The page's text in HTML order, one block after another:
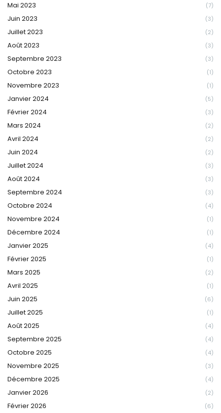
Mai 2023 (7)
Juin 2023 (3)
Juillet 2023 (2)
Août 2023 (3)
Septembre 2023 (3)
Octobre 2023 (1)
Novembre 2023 (1)
Janvier 2024 (5)
Février 2024 (3)
Mars 2024 (2)
Avril 2024 (2)
Juin 2024 (2)
Juillet 2024 (3)
Août 2024 (3)
Septembre 2024 (3)
Octobre 2024 (4)
Novembre 2024 (1)
Décembre 2024 (1)
Janvier 2025 (4)
Février 2025 (1)
Mars 2025 (2)
Avril 2025 (1)
Juin 2025 (6)
Juillet 2025 (1)
Août 2025 (4)
Septembre 2025 (4)
Octobre 2025 (4)
Novembre 2025 (3)
Décembre 2025 (4)
Janvier 2026 (2)
Février 2026 (6)